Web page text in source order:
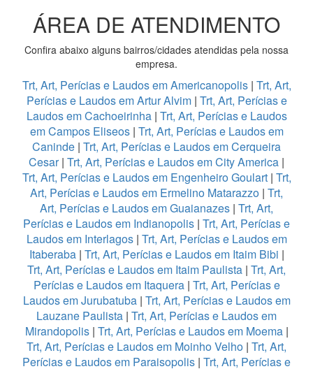
ÁREA DE ATENDIMENTO
Confira abaixo alguns bairros/cidades atendidas pela nossa
empresa.
Trt, Art, Perícias e Laudos em Americanopolis | Trt, Art,
Perícias e Laudos em Artur Alvim | Trt, Art, Perícias e
Laudos em Cachoeirinha| Trt, Art, Perícias e Laudos
em Campos Eliseos | Trt, Art, Perícias e Laudos em
Caninde | Trt, Art, Perícias e Laudos em Cerqueira
Cesar| Trt, Art, Perícias e Laudos em City America |
Trt, Art, Perícias e Laudos em Engenheiro Goulart | Trt,
Art, Perícias e Laudos em Ermelino Matarazzo | Trt,
Art, Perícias e Laudos em Guaianazes | Trt, Art,
Perícias e Laudos em Indianopolis | Trt, Art, Perícias e
Laudos em Interlagos| Trt, Art, Perícias e Laudos em
Itaberaba| Trt, Art, Perícias e Laudos em Itaim Bibi |
Trt, Art, Perícias e Laudos em Itaim Paulista | Trt, Art,
Perícias e Laudos em Itaquera| Trt, Art, Perícias e
Laudos em Jurubatuba| Trt, Art, Perícias e Laudos em
Lauzane Paulista | Trt, Art, Perícias e Laudos em
Mirandopolis| Trt, Art, Perícias e Laudos em Moema|
Trt, Art, Perícias e Laudos em Moinho Velho | Trt, Art,
Perícias e Laudos em Paraisopolis | Trt, Art, Perícias e